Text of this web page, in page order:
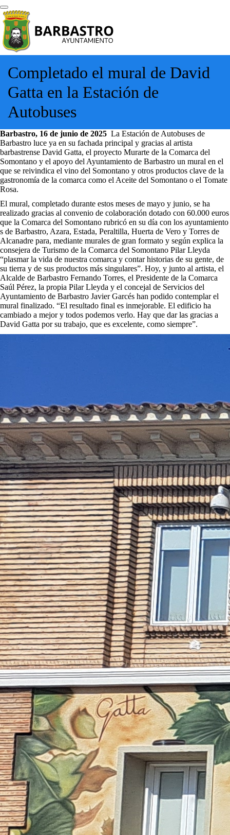
Completado el mural de David
Gatta en la Estación de
Autobuses
Barbastro, 16 de junio de 2025 La Estación de Autobuses de
Barbastro luce ya en su fachada principal y gracias al artista
barbastrense David Gatta, el proyecto Murarte de la Comarca del
Somontano y el apoyo del Ayuntamiento de Barbastro un mural en el
que se reivindica el vino del Somontano y otros productos clave de la
gastronomía de la comarca como el Aceite del Somontano o el Tomate
Rosa.
El mural, completado durante estos meses de mayo y junio, se ha
realizado gracias al convenio de colaboración dotado con 60.000 euros
que la Comarca del Somontano rubricó en su día con los ayuntamiento
s de Barbastro, Azara, Estada, Peraltilla, Huerta de Vero y Torres de
Alcanadre para, mediante murales de gran formato y según explica la
consejera de Turismo de la Comarca del Somontano Pilar Lleyda
“plasmar la vida de nuestra comarca y contar historias de su gente, de
su tierra y de sus productos más singulares”. Hoy, y junto al artista, el
Alcalde de Barbastro Fernando Torres, el Presidente de la Comarca
Saúl Pérez, la propia Pilar Lleyda y el concejal de Servicios del
Ayuntamiento de Barbastro Javier Garcés han podido contemplar el
mural finalizado. “El resultado final es inmejorable. El edificio ha
cambiado a mejor y todos podemos verlo. Hay que dar las gracias a
David Gatta por su trabajo, que es excelente, como siempre”.